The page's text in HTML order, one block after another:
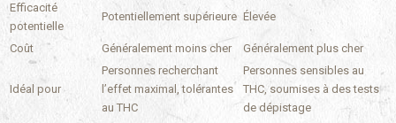
Efficacité
potentielle
Potentiellement supérieure Élevée
Coût Généralement moins cher Généralement plus cher
Idéal pour
Personnes recherchant
l’effet maximal, tolérantes
au THC
Personnes sensibles au
THC, soumises à des tests
de dépistage